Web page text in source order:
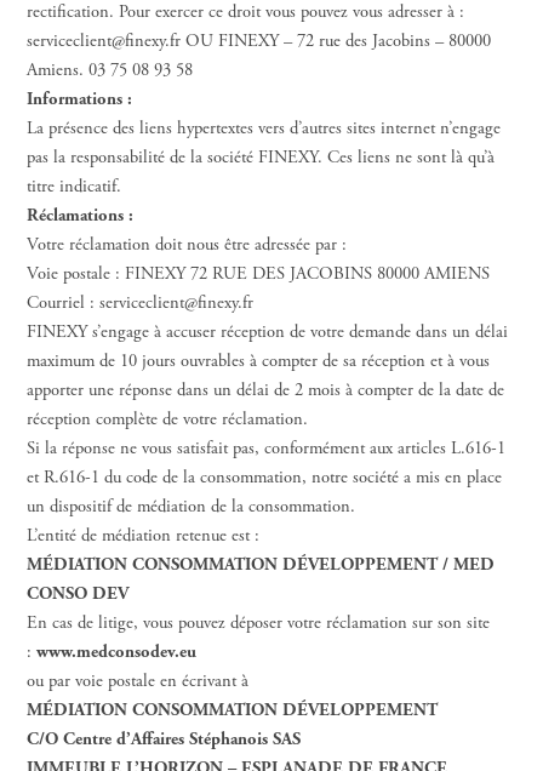
rectification. Pour exercer ce droit vous pouvez vous adresser à :
serviceclient@finexy.fr OU FINEXY – 72 rue des Jacobins – 80000
Amiens. 03 75 08 93 58
Informations :
La présence des liens hypertextes vers d’autres sites internet n’engage
pas la responsabilité de la société FINEXY. Ces liens ne sont là qu’à
titre indicatif.
Réclamations :
Votre réclamation doit nous être adressée par :
Voie postale : FINEXY 72 RUE DES JACOBINS 80000 AMIENS
Courriel : serviceclient@finexy.fr
FINEXY s’engage à accuser réception de votre demande dans un délai
maximum de 10 jours ouvrables à compter de sa réception et à vous
apporter une réponse dans un délai de 2 mois à compter de la date de
réception complète de votre réclamation.
Si la réponse ne vous satisfait pas, conformément aux articles L.616-1
et R.616-1 du code de la consommation, notre société a mis en place
un dispositif de médiation de la consommation.
L’entité de médiation retenue est :
MÉDIATION CONSOMMATION DÉVELOPPEMENT / MED
CONSO DEV
En cas de litige, vous pouvez déposer votre réclamation sur son site
:www.medconsodev.eu
ou par voie postale en écrivant à
MÉDIATION CONSOMMATION DÉVELOPPEMENT
C/O Centre d’Affaires Stéphanois SAS